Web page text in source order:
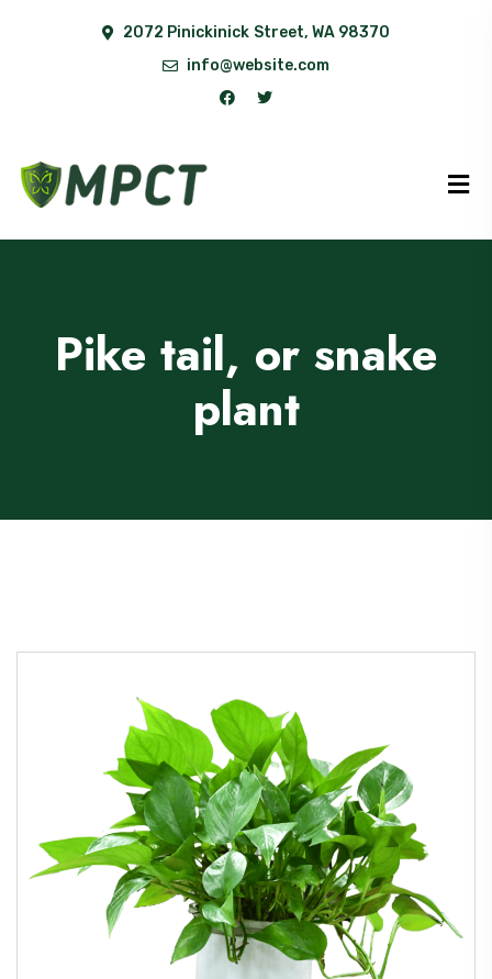
2072 Pinickinick Street, WA 98370
info@website.com
Pike tail, or snake
plant